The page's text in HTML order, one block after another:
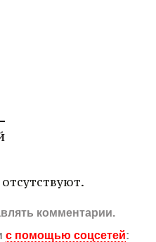
комментарии.
с помощью соцсетей: